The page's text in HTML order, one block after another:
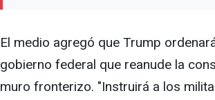
El medio agregó que Trump
gobierno federal que reanude la
muro fronterizo. "Instruirá a los